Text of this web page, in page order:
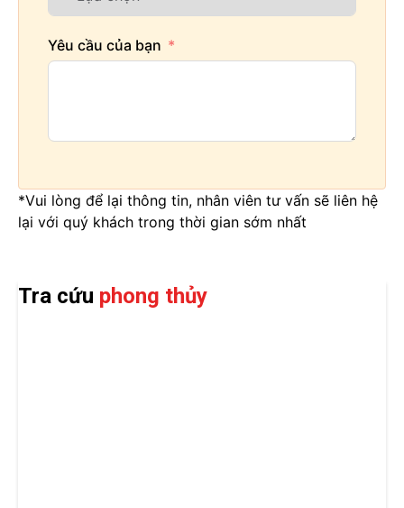
Yêu cầu của bạn
*Vui lòng để lại thông tin, nhân viên tư vấn sẽ liên hệ
lại với quý khách trong thời gian sớm nhất
Tra cứu phong thủy